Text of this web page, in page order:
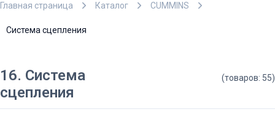
Главная страница Каталог CUMMINS
Система сцепления
16. Система
сцепления
(товаров: 55)